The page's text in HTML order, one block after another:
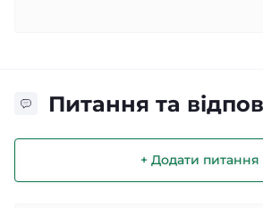
Питання та
+ Додати питання